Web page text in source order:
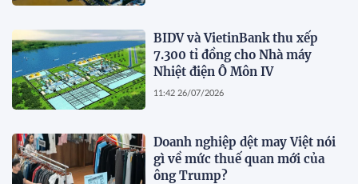
BIDV và VietinBank thu xếp
7.300 tỉ đồng cho Nhà máy
Nhiệt điện Ô Môn IV
11:42 26/07/2026
Doanh nghiệp dệt may Việt nói
gì về mức thuế quan mới của
ông Trump?